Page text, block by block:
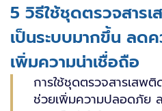
5 วิธีใช้ชุดตรวจสาร
เป็นระบบมากขึ้น ลด
เพิ่มความน่าเชื่อถือ
การใช้ชุดตรวจสารเสพติ
ช่วยเพิ่มความปลอดภัย